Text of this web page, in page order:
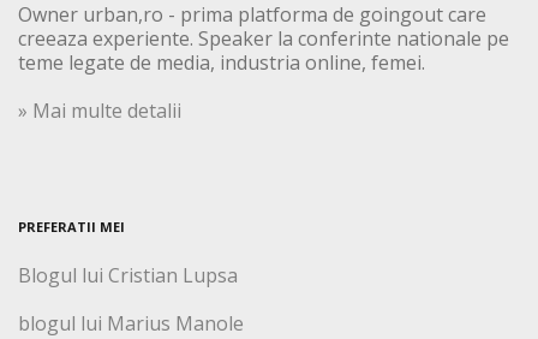
Owner urban,ro - prima platforma de goingout care
creeaza experiente. Speaker la conferinte nationale pe
teme legate de media, industria online, femei.
» Mai multe detalii
PREFERATII MEI
Blogul lui Cristian Lupsa
blogul lui Marius Manole